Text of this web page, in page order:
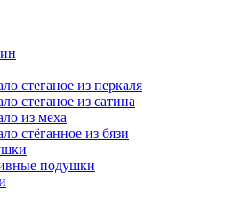
стеганое из перкаля
стеганое из сатина
из меха
стёганное из бязи
подушки